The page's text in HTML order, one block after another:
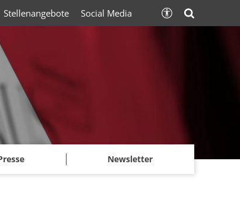
Newsletter
Stellenangebote Social Media